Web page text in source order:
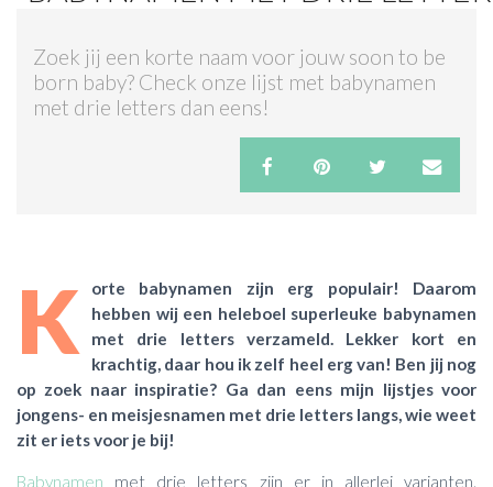
SHOPS
Zoek jij een korte naam voor jouw soon to be
born baby? Check onze lijst met babynamen
met drie letters dan eens!
K
orte babynamen zijn erg populair! Daarom
hebben wij een heleboel superleuke babynamen
met drie letters verzameld. Lekker kort en
krachtig, daar hou ik zelf heel erg van! Ben jij nog
op zoek naar inspiratie? Ga dan eens mijn lijstjes voor
jongens- en meisjesnamen met drie letters langs, wie weet
zit er iets voor je bij!
Babynamen met drie letters zijn er in allerlei varianten.